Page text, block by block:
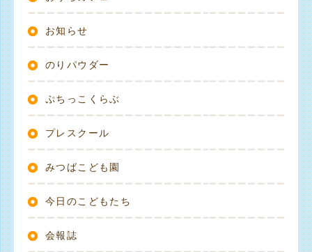
お知らせ
のりパウダー
ぷちっこくらぶ
プレスクール
みつばこども園
今日のこどもたち
会報誌